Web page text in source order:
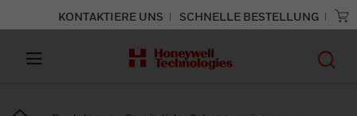
KONTAKTIERE UNS SCHNELLE BESTELLUNG